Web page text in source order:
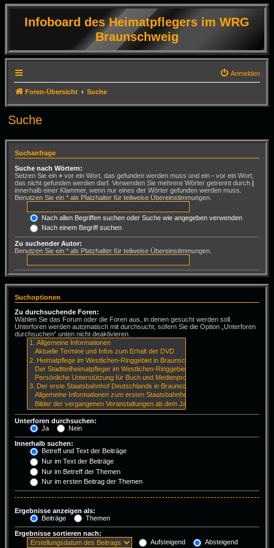
Infoboard des Heimatpflegers im WRG
Braunschweig
Anmelden
Foren-Übersicht Suche
Suche
Suchanfrage
Suche nach Wörtern:
Setzen Sie ein + vor ein Wort, das gefunden werden muss und ein - vor ein Wort,
das nicht gefunden werden darf. Verwenden Sie mehrere Wörter getrennt durch |
innerhalb einer Klammer, wenn nur eines der Wörter gefunden werden muss.
Benutzen Sie ein * als Platzhalter für teilweise Übereinstimmungen.
Nach allen Begriffen suchen oder Suche wie angegeben verwenden
Nach einem Begriff suchen
Zu suchender Autor:
Benutzen Sie ein * als Platzhalter für teilweise Übereinstimmungen.
Suchoptionen
Zu durchsuchende Foren:
Wählen Sie das Forum oder die Foren aus, in denen gesucht werden soll.
Unterforen werden automatisch mit durchsucht, sofern Sie die Option „Unterforen
durchsuchen“ unten nicht deaktivieren.
Unterforen durchsuchen:
Ja
Nein
Innerhalb suchen:
Betreff und Text der Beiträge
Nur im Text der Beiträge
Nur im Betreff der Themen
Nur im ersten Beitrag der Themen
Ergebnisse anzeigen als:
Beiträge
Themen
Ergebnisse sortieren nach:
Aufsteigend
Absteigend